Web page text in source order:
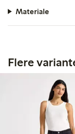
Materiale
Flere